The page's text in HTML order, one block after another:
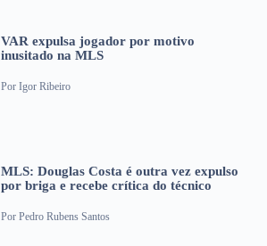
VAR expulsa jogador por motivo
inusitado na MLS
Por Igor Ribeiro
MLS: Douglas Costa é outra vez expulso
por briga e recebe crítica do técnico
Por Pedro Rubens Santos